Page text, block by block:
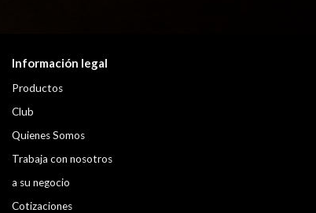
Información legal
Productos
Club
Quienes Somos
Trabaja con nosotros
a su negocio
Cotizaciones